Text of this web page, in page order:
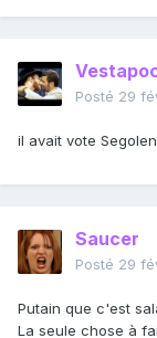
Posté 29
il avait vote
Saucer
Posté 29
Putain que c'est
La seule chose à